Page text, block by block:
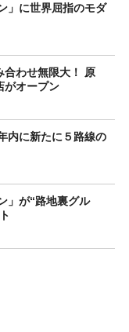
」に世界屈指のモダ
合わせ無限大！ 原
がオープン
内に新たに５路線の
」が“路地裏グル